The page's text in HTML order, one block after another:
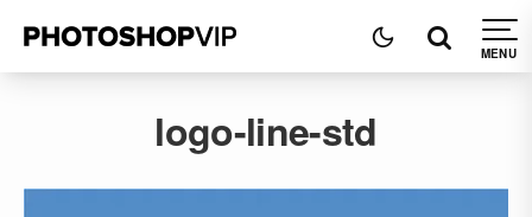
logo-line-std